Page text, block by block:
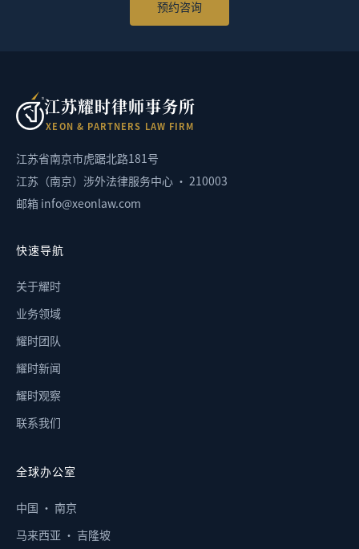
预约咨询
江苏耀时律师事务所
XEON & PARTNERS LAW FIRM
江苏省南京市虎踞北路181号
江苏（南京）涉外法律服务中心 · 210003
邮箱 info@xeonlaw.com
快速导航
关于耀时
业务领域
耀时团队
耀时新闻
耀时观察
联系我们
全球办公室
中国 · 南京
马来西亚 · 吉隆坡